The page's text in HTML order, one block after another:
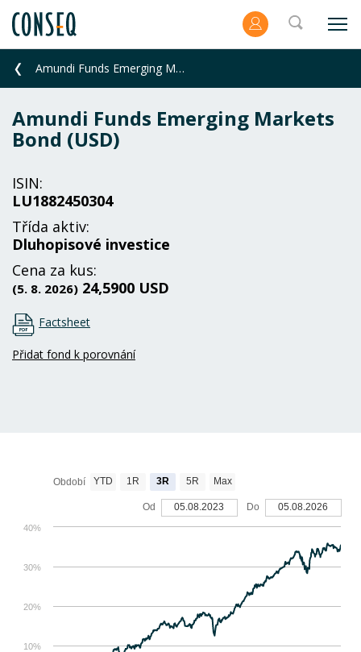
Amundi Funds Emerging Markets Bond (USD)
Amundi Funds Emerging Markets
Bond (USD)
ISIN:
LU1882450304
Třída aktiv:
Dluhopisové investice
Cena za kus:
(5. 8. 2026) 24,5900 USD
Factsheet
Přidat fond k porovnání
10%
20%
30%
40%
Období YTD 1R 3R 5R Max
Od 05.08.2023 Do 05.08.2026